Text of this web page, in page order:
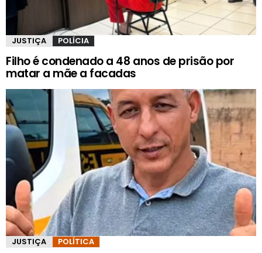
JUSTIÇA POLÍCIA
Filho é condenado a 48 anos de prisão por
matar a mãe a facadas
JUSTIÇA POLÍTICA